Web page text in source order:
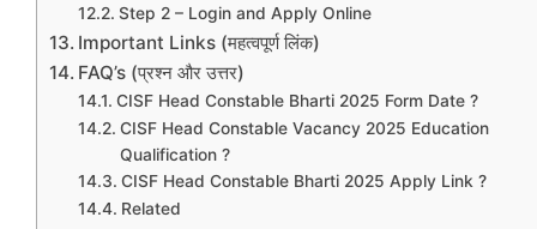
Step 2 – Login and Apply Online
Important Links (महत्वपूर्ण लिंक)
FAQ’s (प्रश्न और उत्तर)
CISF Head Constable Bharti 2025 Form Date ?
CISF Head Constable Vacancy 2025 Education
Qualification ?
CISF Head Constable Bharti 2025 Apply Link ?
Related